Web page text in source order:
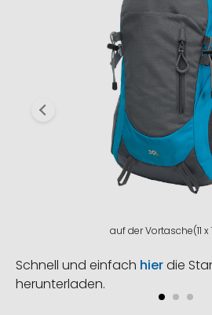
auf der Vortasche(11 x
Schnell und einfach hierdie
herunterladen.